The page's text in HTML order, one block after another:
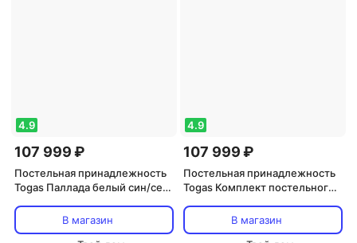
4.9
107 999 ₽
Постельная принадлежность
Togas Паллада белый син/сер
2/270x300/50x70-2, 5пр, xл/
сат R
В магазин
4.9
107 999 ₽
Постельная принадлежность
Togas Комплект постельного
Семейный/дуэт
4680415110257
В магазин